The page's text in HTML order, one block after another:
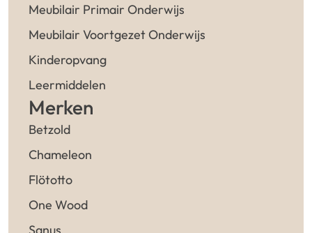
Meubilair Primair Onderwijs
Meubilair Voortgezet Onderwijs
Kinderopvang
Leermiddelen
Merken
Betzold
Chameleon
Flötotto
One Wood